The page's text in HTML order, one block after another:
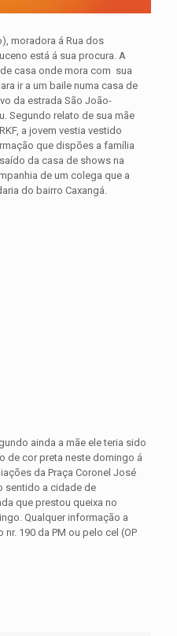
moradora á Rua dos
está á sua procura. A
casa onde mora com sua
ir a um baile numa casa de
da estrada São João-
Segundo relato de sua mãe
a jovem vestia vestido
que dispões a família
da casa de shows na
de um colega que a
do bairro Caxangá.
ainda a mãe ele teria sido
de cor preta neste domingo á
da Praça Coronel José
sentido a cidade de
que prestou queixa no
Qualquer informação a
190 da PM ou pelo cel (OP